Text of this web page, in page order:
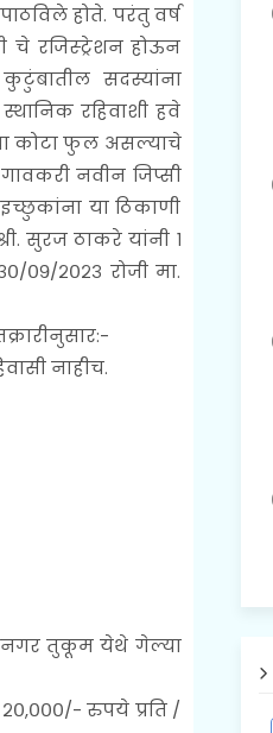
होते. परंतु वर्ष
चे रजिस्ट्रेशन होऊन
सदस्यांना
रहिवाशी हवे
कोटा फुल असल्याचे
नवीन जिप्सी
या ठिकाणी
सुरज ठाकरे यांनी १
०९/२०२३ रोजी मा.
नाहीच.
नगर तुकूम येथे गेल्या
रुपये प्रति /